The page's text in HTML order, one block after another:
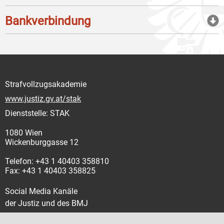
Bankverbindung
Strafvollzugsakademie
www.justiz.gv.at/stak
Dienststelle: STAK
1080 Wien
Wickenburggasse 12
Telefon: +43 1 40403 358810
Fax: +43 1 40403 358825
Social Media Kanäle
der Justiz und des BMJ